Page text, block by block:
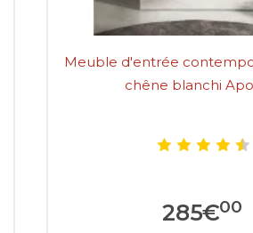
Meuble d'entrée
chêne blanchi
285€00